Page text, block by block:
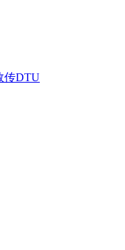
传DTU